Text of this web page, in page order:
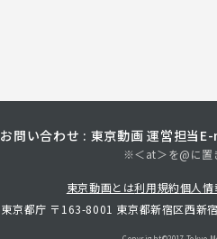
お問い合わせ : 東京動画 運営担当
※＜at＞を@に置
東京動画とは利用規約個人情
東京都庁 〒163-8001 東京都新宿区西新